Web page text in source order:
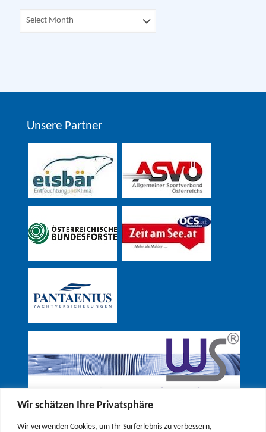
Wir schätzen Ihre Privatsphäre
Wir verwenden Cookies, um Ihr Surferlebnis zu verbessern,
Unsere Partner